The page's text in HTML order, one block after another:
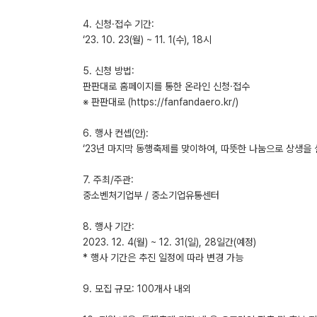
4. 신청·접수 기간:
‘23. 10. 23(월) ~ 11. 1(수), 18시
5. 신청 방법:
판판대로 홈페이지를 통한 온라인 신청·접수
※ 판판대로 (https://fanfandaero.kr/)
6. 행사 컨셉(안):
‘23년 마지막 동행축제를 맞이하여, 따뜻한 나눔으로 상생을
7. 주최/주관:
중소벤처기업부 / 중소기업유통센터
8. 행사 기간:
2023. 12. 4(월) ~ 12. 31(일), 28일간(예정)
* 행사 기간은 추진 일정에 따라 변경 가능
9. 모집 규모: 100개사 내외